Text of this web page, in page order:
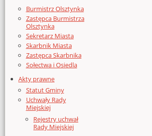
Burmistrz Olsztynka
Zastępca Burmistrza
Olsztynka
Sekretarz Miasta
Skarbnik Miasta
Zastępca Skarbnika
Sołectwa i Osiedla
Akty prawne
Statut Gminy
Uchwały Rady
Miejskiej
Rejestry uchwał
Rady Miejskiej